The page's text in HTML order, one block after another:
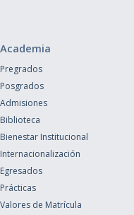
Academia
Pregrados
Posgrados
Admisiones
Biblioteca
Bienestar Institucional
Internacionalización
Egresados
Prácticas
Valores de Matrícula